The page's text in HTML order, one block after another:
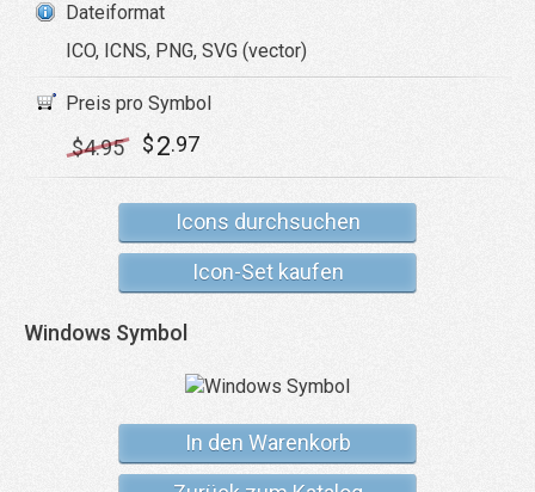
Dateiformat
ICO, ICNS, PNG, SVG (vector)
Preis pro Symbol
$4.95 $2.97
Icons durchsuchen
Icon-Set kaufen
Windows Symbol
In den Warenkorb